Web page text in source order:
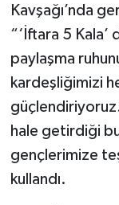
Kavşağı’nda
“‘İftara 5 Kala’
paylaşma
kardeşliğimizi
hale getirdiği
gençlerimize
kullandı.